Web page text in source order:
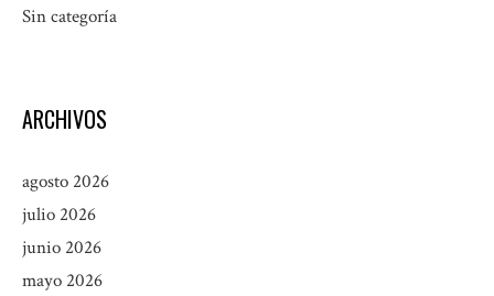
Sin categoría
ARCHIVOS
agosto 2026
julio 2026
junio 2026
mayo 2026